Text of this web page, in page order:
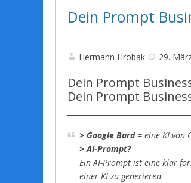
Dein Prompt
Hermann Hrobak 29.
Dein Prompt
Dein Prompt
> Google Bard = eine KI von
> AI-Prompt?
Ein AI-Prompt ist eine klar
einer KI zu generieren.